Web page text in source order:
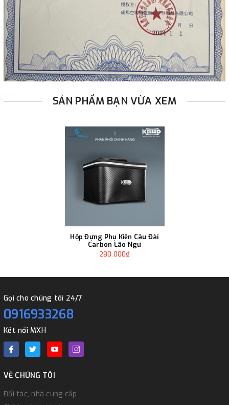
SẢN PHẨM BẠN VỪA XEM
Hộp Đựng Phụ Kiện Câu Đài
Carbon Lão Ngư
280.000₫
Gọi cho chúng tôi 24/7
0916933268
Kết nối MXH
VỀ CHÚNG TÔI
Đối tác, nhà cung cấp